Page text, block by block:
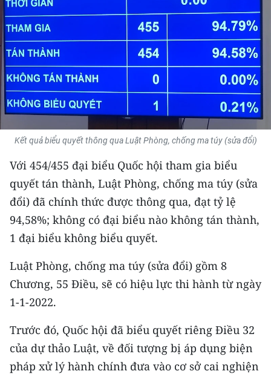
GIÁO DỤC
Y TẾ
KHOA HỌC - CÔNG NGHỆ
MÔI TRƯỜNG
BẠN ĐỌC
KIỂM CHỨNG THÔNG TIN
TRI THỨC CHUYÊN SÂU
54 DÂN TỘC VIỆT NAM
MỘT SẢN PHẨM
RADIO
MEDIA CENTER
E-Magazine
Kết quả biểu quyết thông qua Luật Phòng, chống ma túy (sửa đổi)
Với 454/455 đại biểu Quốc hội tham gia biểu
quyết tán thành, Luật Phòng, chống ma túy (sửa
đổi) đã chính thức được thông qua, đạt tỷ lệ
94,58%; không có đại biểu nào không tán thành,
1 đại biểu không biểu quyết.
Luật Phòng, chống ma túy (sửa đổi) gồm 8
Chương, 55 Điều, sẽ có hiệu lực thi hành từ ngày
1-1-2022.
Trước đó, Quốc hội đã biểu quyết riêng Điều 32
của dự thảo Luật, về đối tượng bị áp dụng biện
pháp xử lý hành chính đưa vào cơ sở cai nghiện